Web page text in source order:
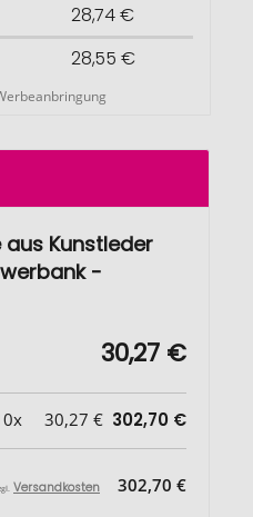
28,74 €
28,55 €
Kunstleder
-
30,27 €
30,27 € 302,70 €
Versandkosten 302,70 €